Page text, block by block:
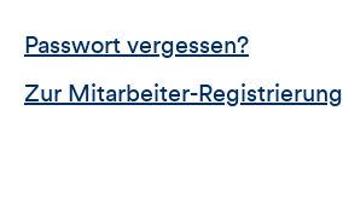
Passwort vergessen?
Zur Mitarbeiter-Registrierung